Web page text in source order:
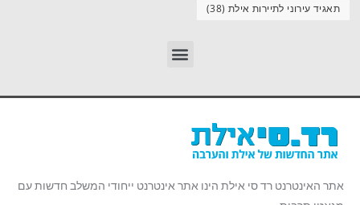
תאגיד עירוני לתיירות אילת (38)
אתר האינטרנט רד סי אילת הינו אתר אינטרנט ייחודי המשלב חדשות עם